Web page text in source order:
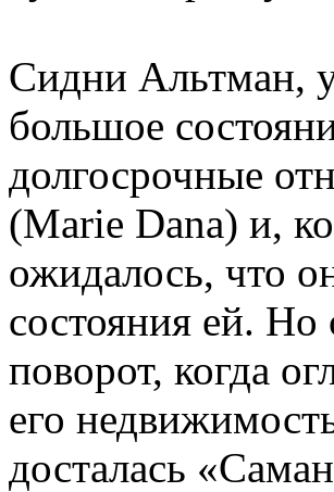
Сидни Альтман,
большое
долгосрочные
(Marie Dana) и,
ожидалось, что
состояния ей.
поворот, когда
его
досталась